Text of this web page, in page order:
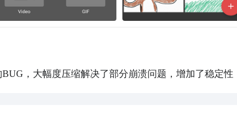
，大幅度压缩解决了部分崩溃问题，增加了稳定性